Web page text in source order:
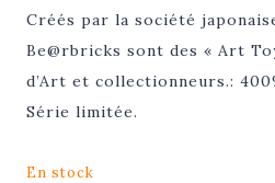
Créés par la société
Be@rbricks sont des « Art
d’Art et collectionneurs.:
Série limitée.
En stock